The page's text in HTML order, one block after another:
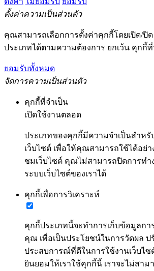
ตั้งค่าความเป็นส่วนตัว
คุณสามารถเลือกการตั้งค่าคุกกี้โดยเปิด/ปิ
ประเภทได้ตามความต้องการ ยกเว้น คุกกี้ที่
ยอมรับทั้งหมด
จัดการความเป็นส่วนตัว
คุกกี้ที่จำเป็น
เปิดใช้งานตลอด
ประเภทของคุกกี้มีความจำเป็นสำหรั
เว็บไซต์ เพื่อให้คุณสามารถใช้ได้อย่า
ชมเว็บไซต์ คุณไม่สามารถปิดการท
ระบบเว็บไซต์ของเราได้
คุกกี้เพื่อการวิเคราะห์
คุกกี้ประเภทนี้จะทำการเก็บข้อมูลกา
คุณ เพื่อเป็นประโยชน์ในการวัดผล
ประสบการณ์ที่ดีในการใช้งานเว็บไ
ยินยอมให้เราใช้คุกกี้นี้ เราจะไม่สาม